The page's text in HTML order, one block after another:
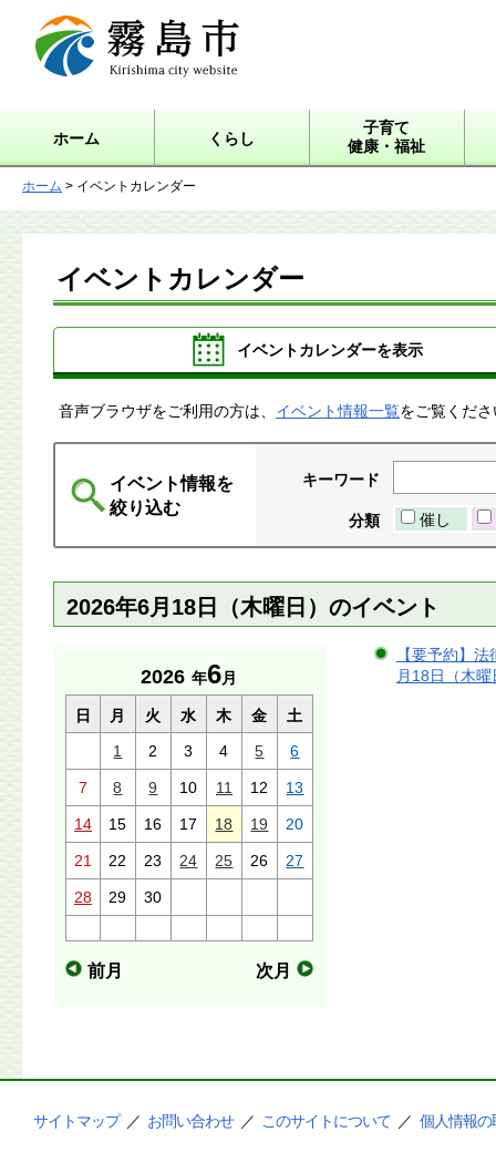
霧島市 Kirishima city
website
ホーム くらし
子育て
健康・福祉
ホーム > イベントカレンダー
イベントカレンダー
イベントカレンダーを表示
音声ブラウザをご利用の方は、 イベント情報一覧をご覧くだ
イベント情報を
絞り込む
キーワード
分類 催し
2026年6月18日（木曜日）のイベント
2026 年6月
日 月 火 水 木 金
土
1
2 3 4 5 6
7 8 9 10 11 12 13
14 15 16 17 18 19 20
21 22 23 24 25 26 27
28 29 30
前月 次月
【要予約】
月18日（木
サイトマップ ／ お問い合わせ ／ このサイトについて ／ 個人情報の